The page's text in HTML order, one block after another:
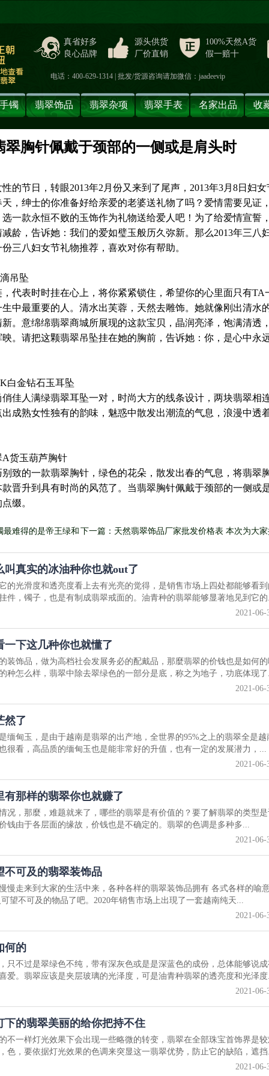
真省好多
良心品牌
源头供货
厂价直销
100%天然A货
假一赔十
电话：400-629-1314 | 批发/货源咨询请加微信：jaadeevip
镯 翡翠饰品 翡翠杂项 翡翠手表 名家出品 收
翠胸针佩戴于颈部的一侧或是肩头时
的节日，转眼2013年2月份又来到了尾声，2013年3月8日妇
，绅士的你准备好给亲爱的老婆送礼物了吗？爱情需要见证
一款永恒不败的玉饰作为礼物送给爱人吧！为了给爱情宣誓
龄，告诉她：我们的爱如璧玉般历久弥新。那么2013年三八
三八妇女节礼物推荐，喜欢对你有帮助。
吊坠
代表时时挂在心上，将你紧紧锁住，希望你的心里面只有TA
中最重要的人。清水出芙蓉，天然去雕饰。她就像刚出清水
。意绵绵翡翠商城所展现的这款宝贝，晶润亮泽，饱满清透
。请把这颗翡翠吊坠挂在她的胸前，告诉她：你，是心中永
白金钻石玉耳坠
佳人满绿翡翠耳坠一对，时尚大方的线条设计，两块翡翠相
成熟女性独有的韵味，魅惑中散发出潮流的气息，浪漫中透
货玉葫芦胸针
致的一款翡翠胸针，绿色的花朵，散发出春的气息，将翡翠
晋升到具有时尚的风范了。当翡翠胸针佩戴于颈部的一侧或
缀。
难得的是帝王绿和 下一篇：天然翡翠饰品厂家批发价格表 本次为大
真实的冰油种你也就out了
的光滑度和透亮度看上去有光亮的觉得，是销售市场上四处都能够看
件，镯子，也是有制成翡翠戒面的。油青种的翡翠能够显著地见到它
2021-06-
下这几种你也就懂了
装饰品，做为高档社会发展务必的配戴品，那麼翡翠的价钱也是如何
种怎么样，翡翠中除去翠绿色的一部分是底，称之为地子，功底体现
2021-06-
然了
缅甸玉，是由于越南是翡翠的出产地，全世界的95%之上的翡翠全是越
很看，高品质的缅甸玉也是能非常好的升值，也有一定的发展潜力，...
2021-06-
那样的翡翠你也就赚了
况，那麼，难题就来了，哪些的翡翠是有价值的？要了解翡翠的类型
钱由于各层面的缘故，价钱也是不确定的。翡翠的色调是多种多...
2021-06-
不可及的翡翠装饰品
慢走来到大家的生活中来，各种各样的翡翠装饰品拥有 各式各样的喻
望不可及的物品了吧。2020年销售市场上出現了一套越南纯天...
2021-06-
何的
只不过是翠绿色不纯，带有深灰色或是是深蓝色的成份，总体能够说
爱。翡翠应该是夹层玻璃的光泽度，可是油青种翡翠的透亮度和光泽
2021-06-
的翡翠美丽的给你把持不住
不一样灯光效果下会出现一些略微的转变，翡翠在全部珠宝首饰界是
色，要依据灯光效果的色调来突显这一翡翠优势，防止它的缺陷，遮
2021-06-